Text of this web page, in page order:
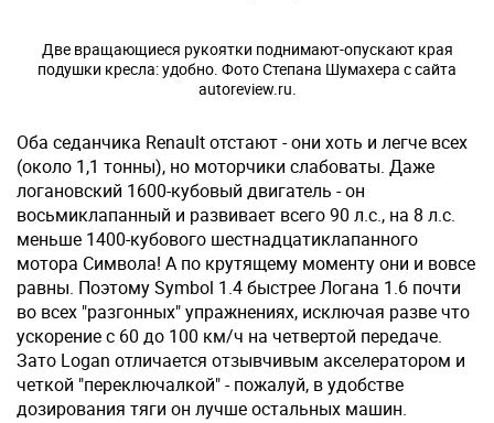
Две вращающиеся рукоятки поднимают-опускают края
подушки кресла: удобно. Фото Степана Шумахера с сайта
autoreview.ru.
Оба седанчика Renault отстают - они хоть и легче всех
(около 1,1 тонны), но моторчики слабоваты. Даже
логановский 1600-кубовый двигатель - он
восьмиклапанный и развивает всего 90 л.с., на 8 л.с.
меньше 1400-кубового шестнадцатиклапанного
мотора Символа! А по крутящему моменту они и вовсе
равны. Поэтому Symbol 1.4 быстрее Логана 1.6 почти
во всех "разгонных" упражнениях, исключая разве что
ускорение с 60 до 100 км/ч на четвертой передаче.
Зато Logan отличается отзывчивым акселератором и
четкой "переключалкой" - пожалуй, в удобстве
дозирования тяги он лучше остальных машин.